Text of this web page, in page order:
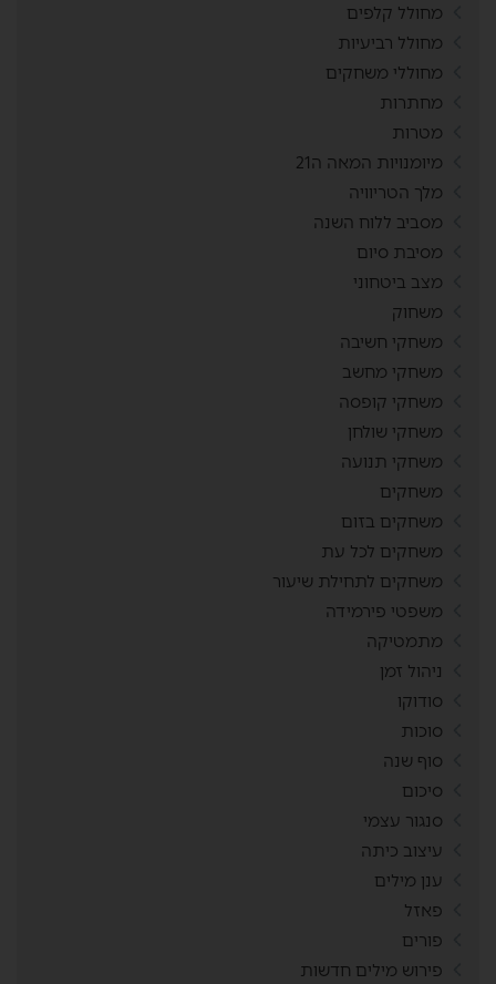
מחולל קלפים
מחולל רביעיות
מחוללי משחקים
מחתרות
מטרות
מיומנויות המאה ה21
מלך הטריוויה
מסביב ללוח השנה
מסיבת סיום
מצב ביטחוני
משחוק
משחקי חשיבה
משחקי מחשב
משחקי קופסה
משחקי שולחן
משחקי תנועה
משחקים
משחקים בזום
משחקים לכל עת
משחקים לתחילת שיעור
משפטי פירמידה
מתמטיקה
ניהול זמן
סודוקו
סוכות
סוף שנה
סיכום
סנגור עצמי
עיצוב כיתה
ענן מילים
פאזל
פורים
פירוש מילים חדשות